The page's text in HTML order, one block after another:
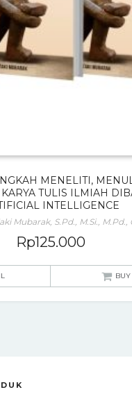
MENELITI,
TULIS ILMIAH
INTELLIGENCE
Mubarak, S.Pd., M.Si., M.Pd.,
Rp125.000
BUY